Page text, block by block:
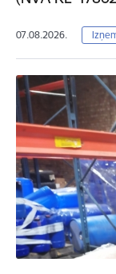
07.08.2026.